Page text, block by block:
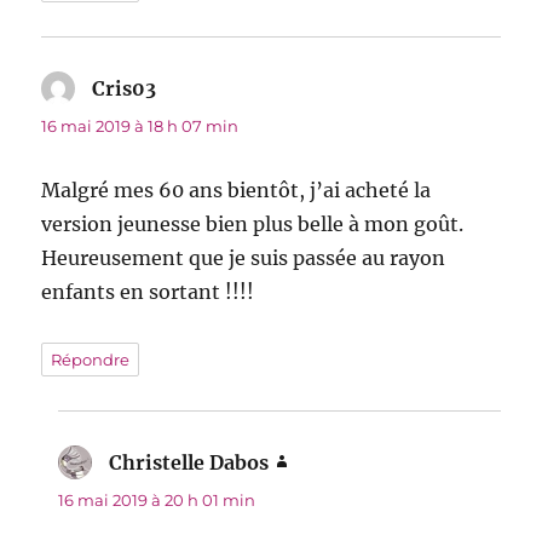
Cris03
16 mai 2019 à 18 h 07 min
Malgré mes 60 ans bientôt, j’ai acheté la
version jeunesse bien plus belle à mon goût.
Heureusement que je suis passée au rayon
enfants en sortant !!!!
Répondre
Christelle Dabos
16 mai 2019 à 20 h 01 min